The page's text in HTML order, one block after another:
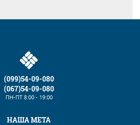
(099)54-09-080
(067)54-09-080
ПН-ПТ8:00 - 19:00
НАША МЕТА